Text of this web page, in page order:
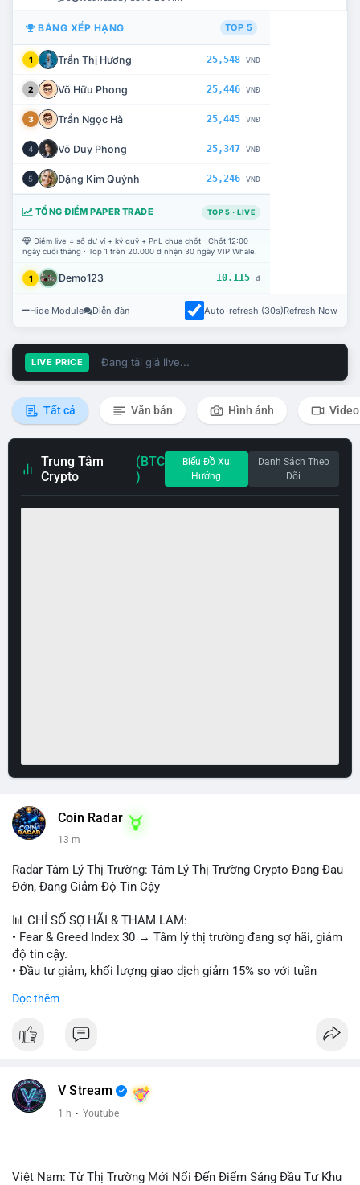
BẢNG XẾP HẠNG TOP 5
1 Trần Thị Hương 25,548 VNĐ
2 Võ Hữu Phong 25,446 VNĐ
3 Trần Ngọc Hà 25,445 VNĐ
4 Võ Duy Phong 25,347 VNĐ
5 Đặng Kim Quỳnh 25,246 VNĐ
TỔNG ĐIỂM PAPER TRADE TOP 5 · LIVE
Điểm live = số dư ví + ký quỹ + PnL chưa chốt · Chốt 12:00
ngày cuối tháng · Top 1 trên 20.000 đ nhận 30 ngày VIP Whale.
1 Demo123 10.115 đ
Hide Module Diễn đàn Auto-refresh (30s)Refresh Now
LIVE PRICE Đang tải giá live...
Tất cả Văn bản Hình ảnh Video
Trung Tâm
Crypto
(BTC
)
Biểu Đồ Xu
Hướng
Danh Sách Theo
Dõi
Coin Radar
13 m
Radar Tâm Lý Thị Trường: Tâm Lý Thị Trường Crypto Đang Đau
Đớn, Đang Giảm Độ Tin Cậy
📊 CHỈ SỐ SỢ HÃI & THAM LAM:
• Fear & Greed Index 30 → Tâm lý thị trường đang sợ hãi, giảm
độ tin cậy.
• Đầu tư giảm, khối lượng giao dịch giảm 15% so với tuần
• CoinGecko: Jimothy The Raccoon, Pudgy Penguins,
crypto.
• LunarCrush: Ethereum, Solana, Dogecoin, Chainlink, Litecoin,
• Telegram: US Senate tiến hành bỏ phiếu Clarity Act, IMF nói
Đọc thêm
V Stream
1 h · Youtube
Việt Nam: Từ Thị Trường Mới Nổi Đến Điểm Sáng Đầu Tư Khu